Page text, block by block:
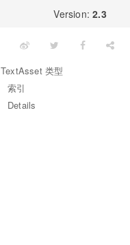
TextAsset 类型
索引
Details
Version:2.3